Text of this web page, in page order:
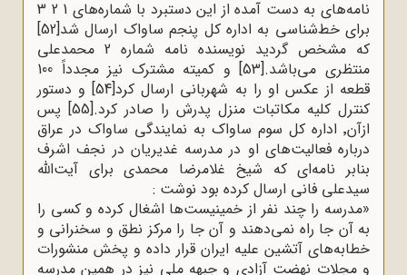
نامه‌های به دست آمده از این دستبرد با شماره‌های 1 2 3
برای خط‌شناسی به اداره کل پنجم ساواک ارسال شد[52]
که مشخص گردید نویسنده نامه شماره 2 محمدعلی
منتظری می‌باشد.[53]
و کمیته مشترک نیز مجدداً 100
قطعه از عکس او را به شهربانی ارسال کرد[54]و دستور
کنترل کلیه مکاتبات منزل پدرش را صادر کرد.[55] پس
ازآن٬ اداره کل سوم ساواک به نمایندگی ساواک در عراق
درباره فعالیت‌های او در مدرسه غدیریان در نجف اشرف
بنابر نامه‌ای که شیخ غلامرضا محمدی برای آیت‌الله
سیدعلی فانی ارسال کرده بود نوشت :
»مدرسه را چند نفر از خمینیست‌ها اشغال کرده و کسی را
به آن جا راه نمی‌دهند و آن جا را مرکز نطق و سخنرانی و
خطابه‌های آتشین علیه ایران قرار داده و پخش منشورات
و مجلات نهضت آزادی و جبهه ملی نیز در همین مدرسه